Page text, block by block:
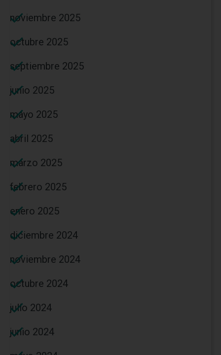
noviembre 2025
octubre 2025
septiembre 2025
junio 2025
mayo 2025
abril 2025
marzo 2025
febrero 2025
enero 2025
diciembre 2024
noviembre 2024
octubre 2024
julio 2024
junio 2024